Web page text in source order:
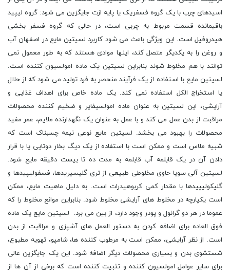
اسیدهای چرب با یک گروه فسفریک یا پایه ازت جایگزین می شود: گروه لیپید
باقیمانده قسمت مربوط به چربی است، در حالی که گروه فسفر بخشی
هیدروفیل است. این ویژگی باعث می شود کاربرد لسیتین مایع در اصفهان آب
و روغن را به یکدیگر متصل کند، اینها موادی هستند که به طور معمول نمی
توانند با هم مخلوط شوند بنابراین لسیتین یک ماده امولسیون کننده است.
لسیتین مایع با استفاده از یک فرآیند منحصر به فرد تولید می شود که از حلال
یا استخراج الکل استفاده نمی کند. یک ماده خاص برای اهداف غذایی و
آرایشی، این لسیتین به عنوان ماده امولسیفایر و ضخیم کننده محصولات
مراقبت از بدن عمل می کند و با عمل به عنوان یک نگهدارنده ملایم، عمر مفید
محصولات را بهبود می بخشد. لسیتین مایع نوعی نیمه چسبناک است که
شبیه ملاس است و ممکن است با استفاده از یک دیگ بخار دوتایی یا با قرار
دادن آن در یک قابلمه آب قابلمه به مدت ده تا بیست دقیقه مایع شود.
لسیتین آلی سویا حاوی مخلوطی طبیعی از تری گلیسیریدها، فسفولیپیدها و
گلیکولیپیدها با مقدار کمی کربوهیدرات است. به دلیل ماهیت مایع، ممکن
است یکپارچه در مخلوط های آرایشی مخلوط شود. بنابراین موانع مخلوط را که
عموما در هر دو گرانول و پودر وجود دارد، از بین می برد. لسیتین مایع یک ماده
فوق العاده برای اضافه کردن به دستور العمل های آشپزی و مراقبت از بدن
است. از نظر آرایشی، ممکن است به مرطوب کننده ها، شامپو، تهویه مطبوع،
شستشوی بدن و بسیاری محصولات دیگر اضافه شود. این یک جایگزین عالی
برای سایر عوامل امولسیون کننده و تثبیت کننده است که برخی از آن ها از